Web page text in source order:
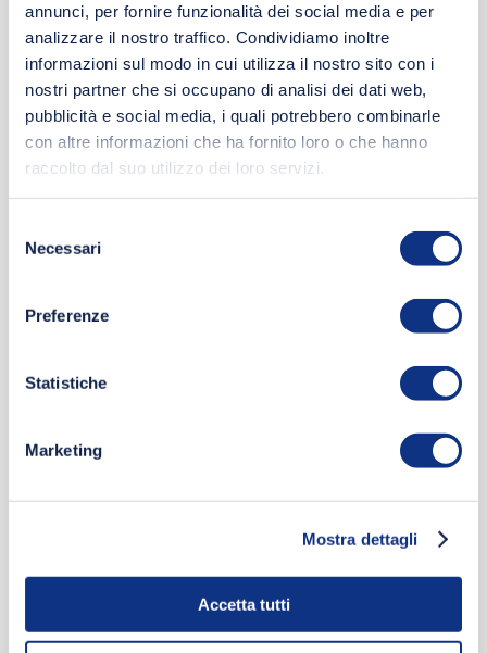
annunci, per fornire funzionalità dei social media e per
analizzare il nostro traffico. Condividiamo inoltre
informazioni sul modo in cui utilizza il nostro sito con i
nostri partner che si occupano di analisi dei dati web,
pubblicità e social media, i quali potrebbero combinarle
con altre informazioni che ha fornito loro o che hanno
raccolto dal suo utilizzo dei loro servizi.
delNecessari
Preferenze
Statistiche
Marketing
Mostra dettagli
Accetta tutti
ORGANIC GARLIC FREE PESTO
CHILLED ORGANIC GARLIC FREE